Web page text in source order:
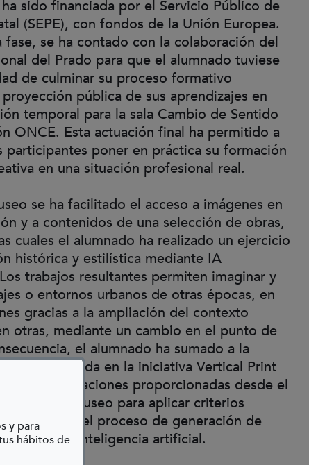
y para
hábitos de
sido financiada por el Servicio Público de
(SEPE), con fondos de la Unión Europea.
fase, se ha contado con la colaboración del
del Prado para que el alumnado tuviese
de culminar su proceso formativo
pública de sus aprendizajes en
temporal para la sala Cambio de Sentido
ONCE. Esta actuación final ha permitido a
participantes poner en práctica su formación
en una situación profesional real.
se ha facilitado el acceso a imágenes en
y a contenidos de una selección de obras,
cuales el alumnado ha realizado un ejercicio
histórica y estilística mediante IA
trabajos resultantes permiten imaginar y
o entornos urbanos de otras épocas, en
gracias a la ampliación del contexto
otras, mediante un cambio en el punto de
el alumnado ha sumado a la
adquirida en la iniciativa Vertical Print
y recomendaciones proporcionadas desde el
del museo para aplicar criterios
en el proceso de generación de
de la inteligencia artificial.